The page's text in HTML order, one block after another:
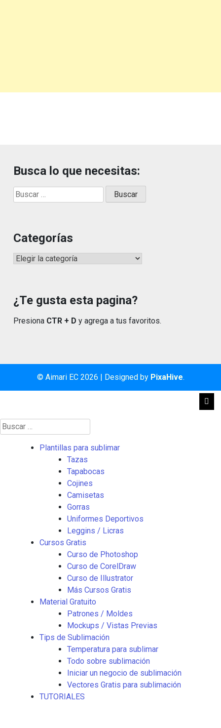
Busca lo que necesitas:
Buscar:
Categorías
Categorías
¿Te gusta esta pagina?
Presiona CTR + D y agrega a tus favoritos.
© Aimari EC 2026 Designed by PixaHive.
Buscar:
Plantillas para sublimar
Tazas
Tapabocas
Cojines
Camisetas
Gorras
Uniformes Deportivos
Leggins / Licras
Cursos Gratis
Curso de Photoshop
Curso de CorelDraw
Curso de Illustrator
Más Cursos Gratis
Material Gratuito
Patrones / Moldes
Mockups / Vistas Previas
Tips de Sublimación
Temperatura para sublimar
Todo sobre sublimación
Iniciar un negocio de sublimación
Vectores Gratis para sublimación
TUTORIALES